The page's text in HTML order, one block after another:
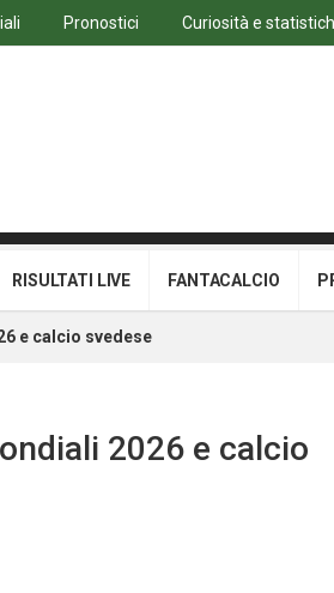
Pronostici Curiosità e
RISULTATI LIVE FANTACALCIO
e calcio svedese
2026 e calcio